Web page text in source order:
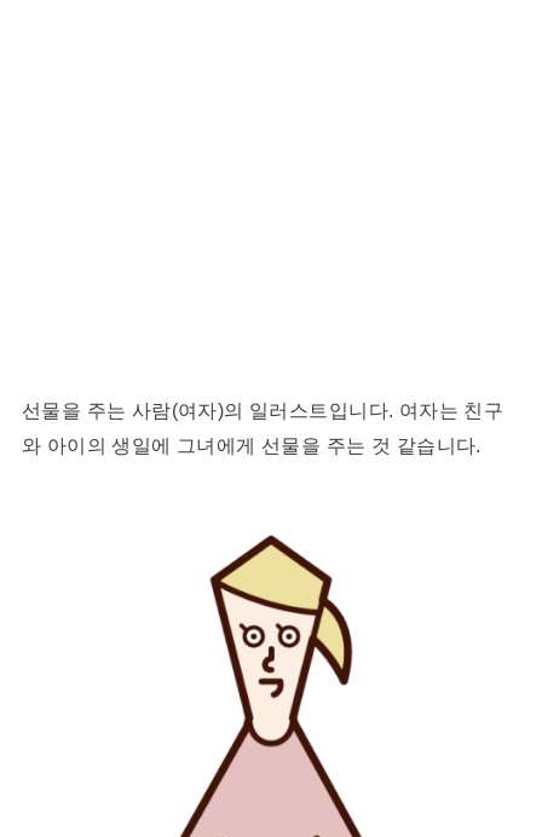
선물을 주는 사람(여자)의 일러스트입니다. 여자는 친구
와 아이의 생일에 그녀에게 선물을 주는 것 같습니다.